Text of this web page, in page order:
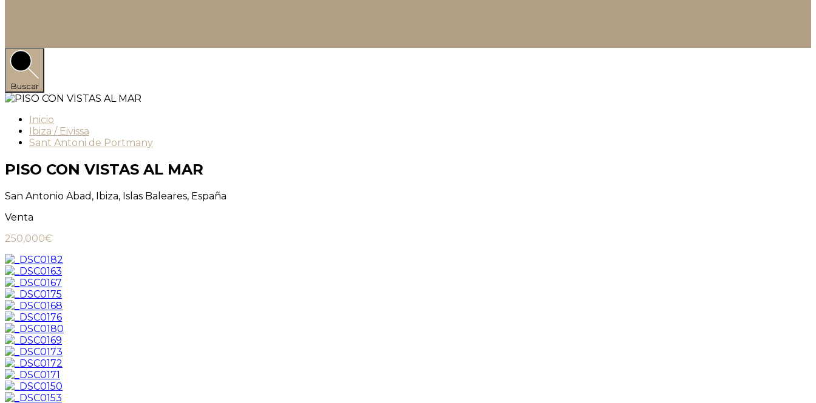
Buscar
Inicio
Ibiza / Eivissa
Sant Antoni de Portmany
PISO CON VISTAS AL MAR
San Antonio Abad, Ibiza, Islas Baleares, España
Venta
250,000€